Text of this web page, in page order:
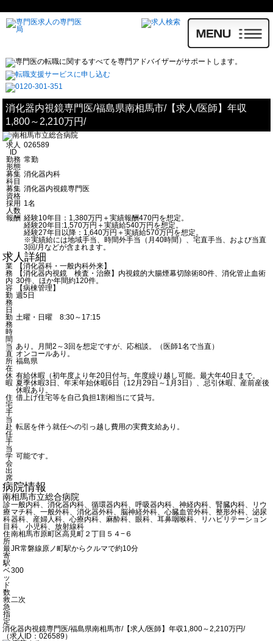
消化器内視鏡専門医/福島県南相馬市/【求人/医師】年収
1,800～2,210万円/
求人
ID
026589
勤務
形態
常勤
募集
科目
消化器内科
募集
資格
消化器内視鏡専門医
採用
人数
1名
報酬 経験10年目：1,380万円＋実績報酬470円を想定。
経験20年目:1,570万円＋実績給540万円を想定。
経験27年目以降：1,640万円＋実績給570万円を想定。
※実績給には地域手当、時間外手当（月40時間）、宅直手当、および当直
3回/月などが含まれます。
求人詳細
業
務
内
容
【消化器科・一般内科外来】
【消化器内視鏡 検査・治療】内視鏡的大腸煙幕切除術80件、消化管止血術
30件、ほか年間約120件。
【病棟管理】
勤
務
日
週5日
勤
務
時
間
土曜・日曜 8:30～17:15
当
直
あり。月間2～3回を想定ですが、応相談。（医師1名で当直）
オンコールあり。
所
在
福島県
休
暇
有給休暇（初年度より年20日付与。年度繰り越し可能。最大年40日まで。、
夏季休暇3日、年末年始休暇6日（12月29日～1月3日）、忌引休暇、産前産後
休暇あり。
住
宅
手
当
借上げ住宅等を自己負担1割相当にて貸与。
赴
任
手
当
転居を伴う就任への引っ越し費用の実費支給あり。
学
会
出
席
可能です。
病院情報
南相馬市立総合病院
診
療
科
目
一般内科、消化器内科、循環器内科、呼吸器内科、神経内科、腎臓内科、リウ
マチ科、一般外科、消化器外科、脳神経外科、心臓血管外科、整形外科、泌尿
器科、産婦人科、心療内科、麻酔科、眼科、耳鼻咽喉科、リハビリテーション
科、小児科、放射線科
住
所
南相馬市原町区高見町２丁目５４−６
最
寄
駅
JR常磐線原ノ町駅からクルマで約10分
ベ
ッ
ド
数
300
救
急
指
定
二次
消化器内視鏡専門医/福島県南相馬市/【求人/医師】年収1,800～2,210万円/
（求人ID：026589）